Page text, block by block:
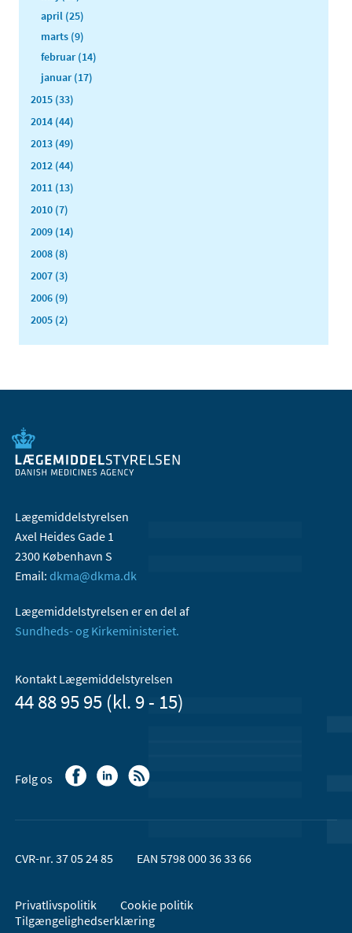
april (25)
marts (9)
februar (14)
januar (17)
2015 (33)
2014 (44)
2013 (49)
2012 (44)
2011 (13)
2010 (7)
2009 (14)
2008 (8)
2007 (3)
2006 (9)
2005 (2)
Lægemiddelstyrelsen
Axel Heides Gade 1
2300 København S
Email: dkma@dkma.dk
Lægemiddelstyrelsen er en del af
Sundheds- og Kirkeministeriet.
Kontakt Lægemiddelstyrelsen
44 88 95 95 (kl. 9 - 15)
Følg os
CVR-nr. 37 05 24 85 EAN 5798 000 36 33 66
Privatlivspolitik
Cookie politik
Tilgængelighedserklæring